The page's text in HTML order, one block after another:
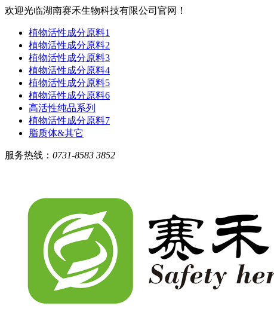
欢迎光临湖南赛禾生物科技有限公司官网！
植物活性成分原料1
植物活性成分原料2
植物活性成分原料3
植物活性成分原料4
植物活性成分原料5
植物活性成分原料6
高活性纯品系列
植物活性成分原料7
脂质体&其它
服务热线： 0731-8583 3852